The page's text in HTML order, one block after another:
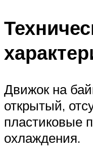
Движок на
открытый,
пластиковые
охлаждения.